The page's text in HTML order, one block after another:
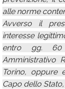
alle norme
Avverso il
interesse
entro gg. 60
Amministrativo
Torino, oppure
Capo dello Stato,